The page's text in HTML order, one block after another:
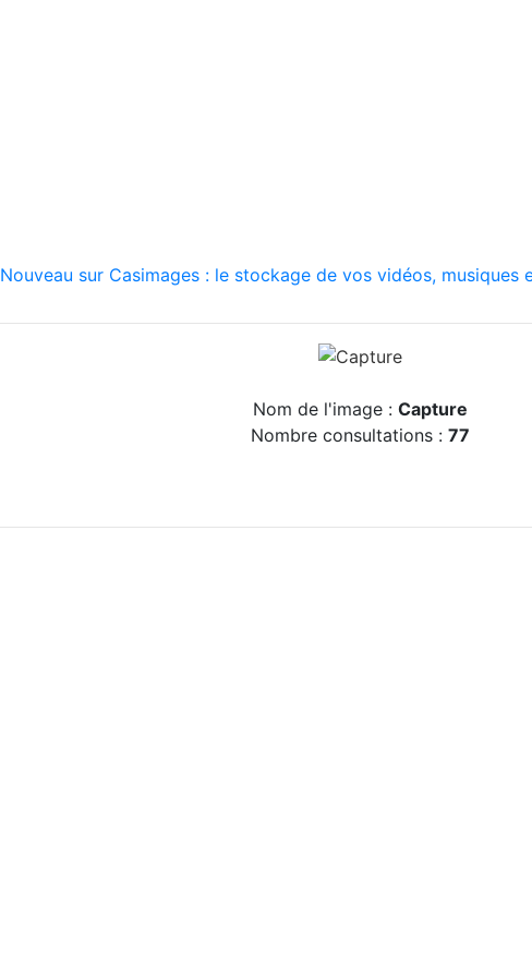
Nouveau sur Casimages : le stockage de vos vidéos, musiques
Nom de l'image : Capture
Nombre consultations : 77